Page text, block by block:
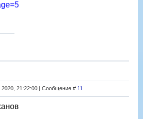
21:22:00 | Сообщение # 11